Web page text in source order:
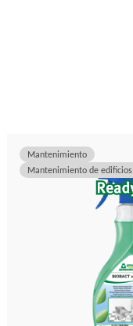
Mantenimiento
Mantenimiento de edificios